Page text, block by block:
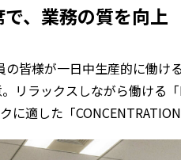
、業務の質を向上
皆様が一日中生産的に働
リラックスしながら働ける
に適した「